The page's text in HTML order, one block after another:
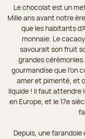
Le chocolat est un
Mille ans avant notre
que les habitants
monnaie. Le
savourait son fruit
grandes
gourmandise que l’on
amer et pimenté, et
liquide ! Il faut attendre
en Europe, et le 17e
Depuis, une